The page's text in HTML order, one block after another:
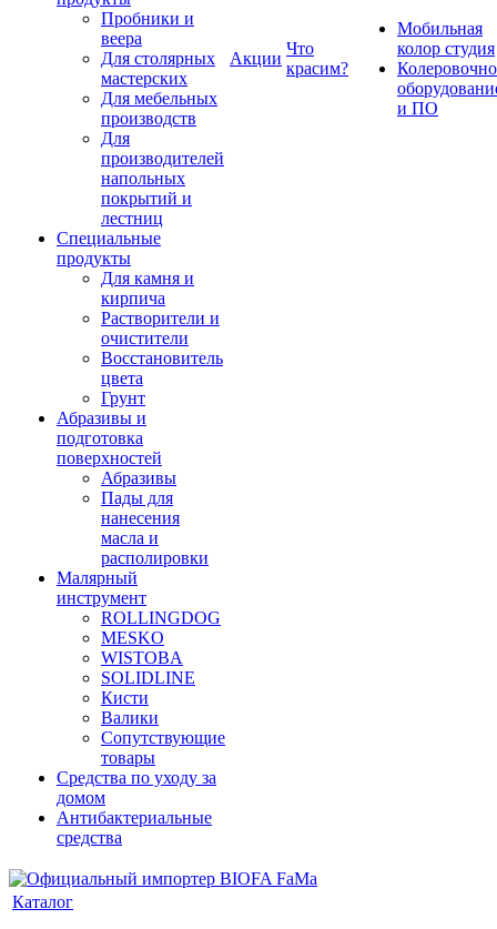
Пробники и
веера
Для столярных
мастерских
Для мебельных
производств
Для
производителей
напольных
покрытий и
лестниц
Специальные
продукты
Для камня и
кирпича
Растворители и
очистители
Восстановитель
цвета
Грунт
Абразивы и
подготовка
поверхностей
Абразивы
Пады для
нанесения
масла и
располировки
Малярный
инструмент
ROLLINGDOG
MESKO
WISTOBA
SOLIDLINE
Кисти
Валики
Сопутствующие
товары
Средства по уходу за
домом
Антибактериальные
средства
Акции
Что
красим?
Мобильная
колор студия
и ПО
Каталог